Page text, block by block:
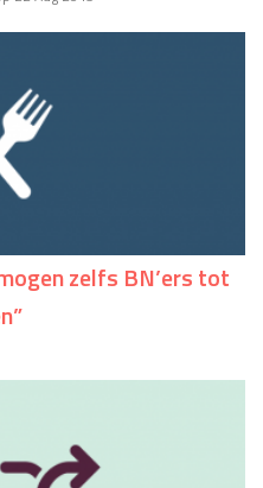
zelfs BN’ers tot